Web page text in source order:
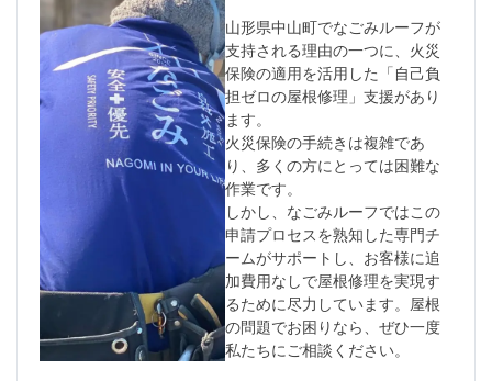
山形県中山町でなごみルーフが
支持される理由の一つに、火災
保険の適用を活用した「自己負
担ゼロの屋根修理」支援があり
ます。
火災保険の手続きは複雑であ
り、多くの方にとっては困難な
作業です。
しかし、なごみルーフではこの
申請プロセスを熟知した専門チ
ームがサポートし、お客様に追
加費用なしで屋根修理を実現す
るために尽力しています。屋根
の問題でお困りなら、ぜひ一度
私たちにご相談ください。